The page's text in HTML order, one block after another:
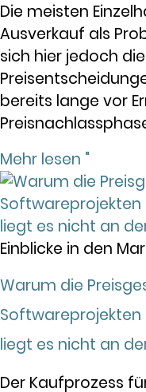
Die meisten
Ausverkauf als
sich hier jedoch
bereits lange vor
Mehr lesen "
Einblicke in den
Warum die
Softwareprojekten
liegt es nicht an
Der Kaufprozess